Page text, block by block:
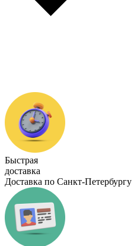
Быстрая
доставка
Доставка по Санкт-Петербургу